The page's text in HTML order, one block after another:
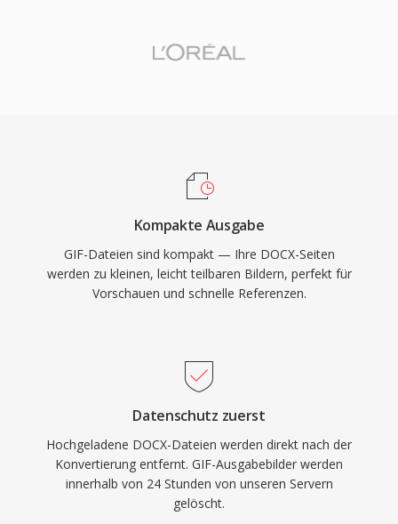
Kompakte Ausgabe
GIF-Dateien sind kompakt — Ihre DOCX-Seiten
werden zu kleinen, leicht teilbaren Bildern, perfekt für
Vorschauen und schnelle Referenzen.
Datenschutz zuerst
Hochgeladene DOCX-Dateien werden direkt nach der
Konvertierung entfernt. GIF-Ausgabebilder werden
innerhalb von 24 Stunden von unseren Servern
gelöscht.